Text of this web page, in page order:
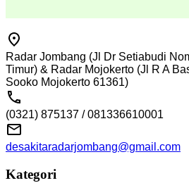
Radar Jombang (Jl Dr Setiabudi
Timur) & Radar Mojokerto (Jl R A
Sooko Mojokerto 61361)
(0321) 875137 / 081336610001
desakitaradarjombang@gmail.com
Kategori